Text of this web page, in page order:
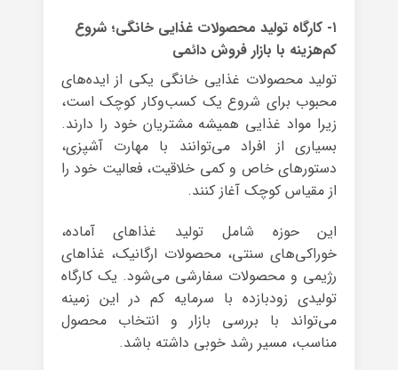
۱- کارگاه تولید محصولات غذایی خانگی؛ شروع
کم‌هزینه با بازار فروش دائمی
تولید محصولات غذایی خانگی یکی از ایده‌های
محبوب برای شروع یک کسب‌وکار کوچک است،
زیرا مواد غذایی همیشه مشتریان خود را دارند.
بسیاری از افراد می‌توانند با مهارت آشپزی،
دستورهای خاص و کمی خلاقیت، فعالیت خود را
از مقیاس کوچک آغاز کنند.
این حوزه شامل تولید غذاهای آماده،
خوراکی‌های سنتی، محصولات ارگانیک، غذاهای
رژیمی و محصولات سفارشی می‌شود. یک کارگاه
تولیدی زودبازده با سرمایه کم در این زمینه
می‌تواند با بررسی بازار و انتخاب محصول
مناسب، مسیر رشد خوبی داشته باشد.